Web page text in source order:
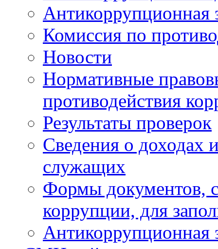
Антикоррупционная
Комиссия по
Новости
Нормативные
противодействия
Результаты проверок
Сведения о доходах
служащих
Формы документов,
коррупции, для
Антикоррупционная